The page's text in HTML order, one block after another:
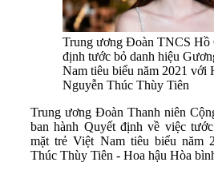
Trung ương Đoàn TNCS Hồ
định tước bỏ danh hiệu
Nam tiêu biểu năm 2021 với
Nguyễn Thúc Thùy Tiên
Trung ương Đoàn Thanh niên
ban hành Quyết định về việc
mặt trẻ Việt Nam tiêu biểu năm
Thúc Thùy Tiên - Hoa hậu Hòa